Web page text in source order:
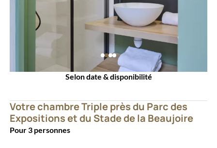
Selon date & disponibilité
Votre chambre Triple près du Parc des
Expositions et du Stade de la Beaujoire
Pour 3 personnes